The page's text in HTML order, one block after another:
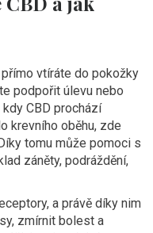
vtíráte do pokožky
podpořit úlevu nebo
CBD prochází
krevního oběhu, zde
tomu může pomoci s
záněty, podráždění,
a právě díky nim
zmírnit bolest a